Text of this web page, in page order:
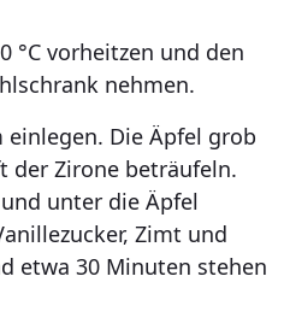
°C vorheitzen und den
nehmen.
einlegen. Die Äpfel grob
der Zirone beträufeln.
unter die Äpfel
Zimt und
etwa 30 Minuten stehen